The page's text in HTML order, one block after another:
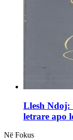
Llesh Ndoj:
letrare apo
Në Fokus